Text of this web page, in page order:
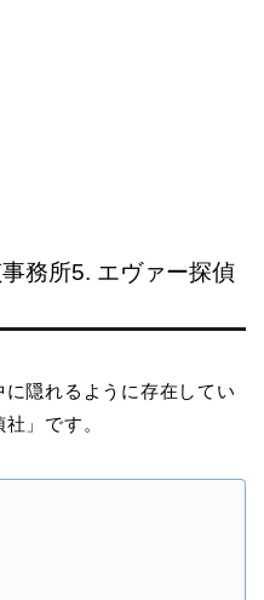
務所5. エヴァー探偵
隠れるように存在してい
」です。